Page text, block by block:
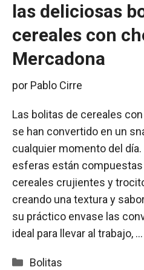
las deliciosas
cereales con
Mercadona
por Pablo Cirre
Las bolitas de cereales
se han convertido en un
cualquier momento del
esferas están
cereales crujientes y
creando una textura y
su práctico envase las
ideal para llevar al trabajo, …
Categorías
Bolitas